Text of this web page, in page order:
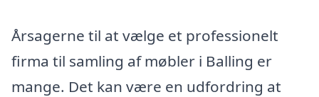
Årsagerne til at vælge et professionelt
firma til samling af møbler i Balling er
mange. Det kan være en udfordring at